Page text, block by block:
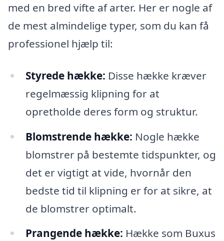
med en bred vifte af arter. Her er nogle af
de mest almindelige typer, som du kan få
professionel hjælp til:
Styrede hække: Disse hække kræver
regelmæssig klipning for at
opretholde deres form og struktur.
Blomstrende hække: Nogle hække
blomstrer på bestemte tidspunkter, og
det er vigtigt at vide, hvornår den
bedste tid til klipning er for at sikre, at
de blomstrer optimalt.
Prangende hække: Hække som Buxus